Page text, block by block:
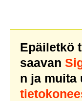
Epäiletkö
saavan
n ja muita